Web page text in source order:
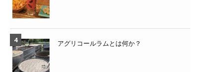
アグリコールラムとは何か？